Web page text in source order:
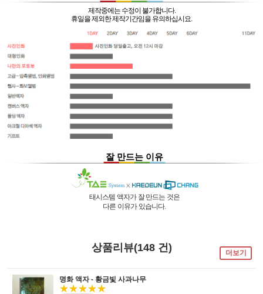
제작중에는 수정이 불가합니다.
휴일을 제외한 제작기간임을 유의하십시요.
잘 만드는 이유
태시스템 액자가 잘 만드는 것은
다른 이유가 있습니다.
독자기술의 작업 방법과 소재 그리고
숙련된 작업자들로 구성되어있는 회사이며
액자를 만드는 전 공정의 기계를
국내 실정에 맞게 재구성 및 개발하여
세계 각국에 기계수출은 물론 기술지원을
사진UV 코팅기, 벨벳 코팅기,
뒷묻음 방지 방법을상품리뷰(148 건) 더보기
명화 액자 - 황금빛 사과나무
★★★★★